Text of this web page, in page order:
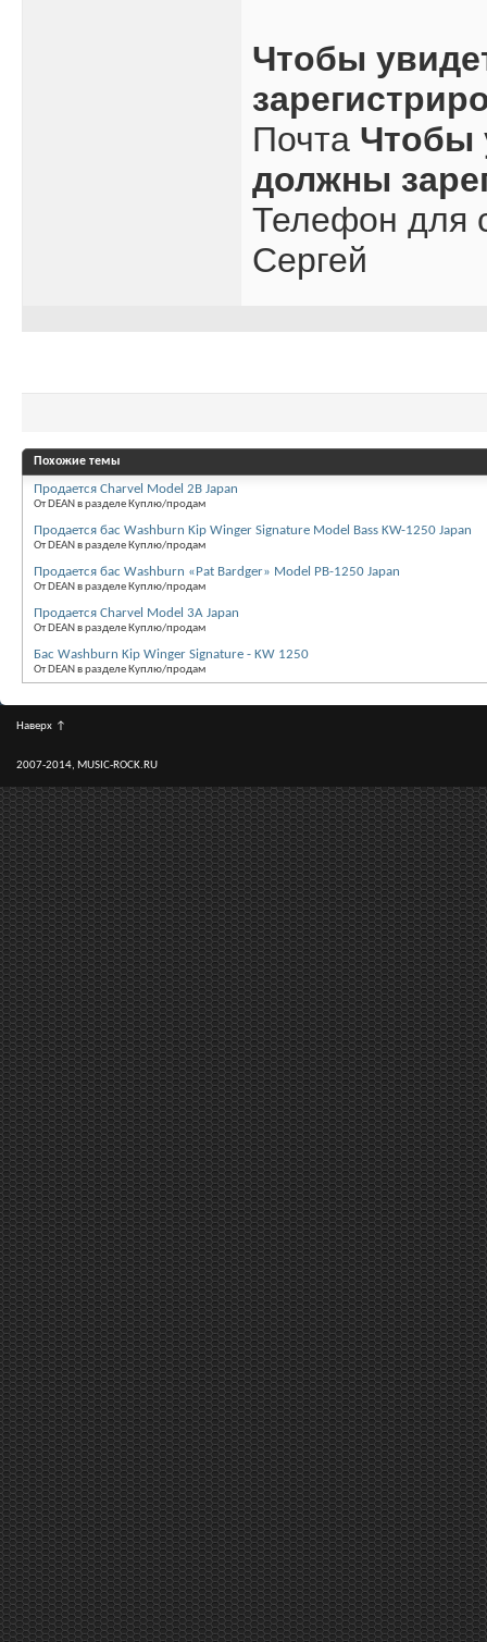
Чтобы
Почта Чтобы
должны
Телефон для
Сергей
Похожие темы
Продается Charvel Model 2B Japan
От DEAN в разделе Куплю/продам
Продается бас Washburn Kip Winger Signature Model Bass KW-1250 Japan
От DEAN в разделе Куплю/продам
Продается бас Washburn «Pat Bardger» Model PB-1250 Japan
От DEAN в разделе Куплю/продам
Продается Charvel Model 3A Japan
От DEAN в разделе Куплю/продам
Бас Washburn Kip Winger Signature - KW 1250
От DEAN в разделе Куплю/продам
Наверх ↑
2007-2014, MUSIC-ROCK.RU